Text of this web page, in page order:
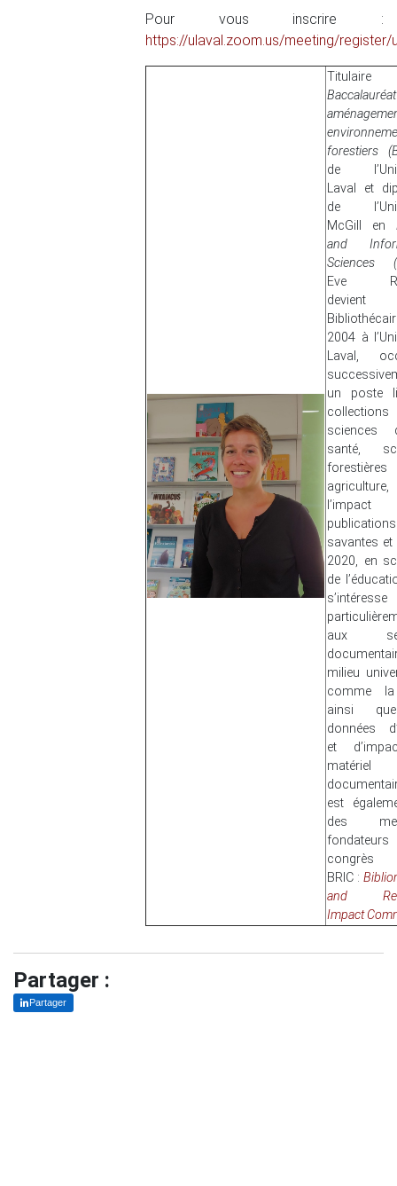
Pour vous inscrire :
https://ulaval.zoom.us/meeting/register/
Titulaire
forestiers
de
Laval et
de
McGill en
and
Sciences
Eve
devient
2004 à
Laval,
un poste
sciences
santé,
publications
savantes et
2020, en
de
s’intéresse
aux
milieu
comme
ainsi
données
et
matériel
est
des
congrès
BRIC :
and
Impact
Partager :
Partager